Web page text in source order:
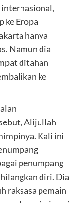
internasional,
ke Eropa
hanya
Namun dia
ditahan
ke
Alijullah
Kali ini
penumpang
diri. Dia
raksasa pemain